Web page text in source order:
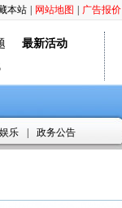
广告报价
网站地图
本站
最新活动
乐 政务公告